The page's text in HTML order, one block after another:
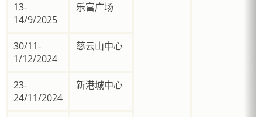
13-
14/9/2025
乐富广场
30/11-
1/12/2024
慈云山中心
23-
24/11/2024
新港城中心